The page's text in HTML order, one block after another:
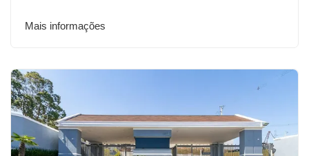
Mais informações